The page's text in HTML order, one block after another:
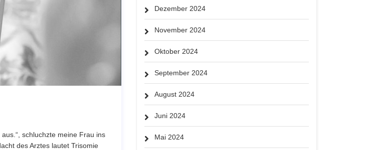
schluchzte meine Frau ins
des Arztes lautet Trisomie
Dezember 2024
November 2024
Oktober 2024
September 2024
August 2024
Juni 2024
Mai 2024